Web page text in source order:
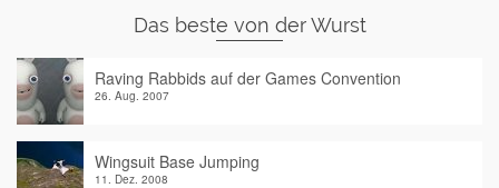
Das beste von der Wurst
Raving Rabbids auf der Games Convention
26. Aug. 2007
Wingsuit Base Jumping
11. Dez. 2008